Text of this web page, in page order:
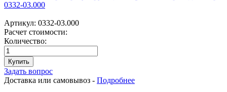
Артикул: 0332-03.000
Расчет стоимости:
Количество:
Купить
Задать вопрос
Доставка или самовывоз - Подробнее